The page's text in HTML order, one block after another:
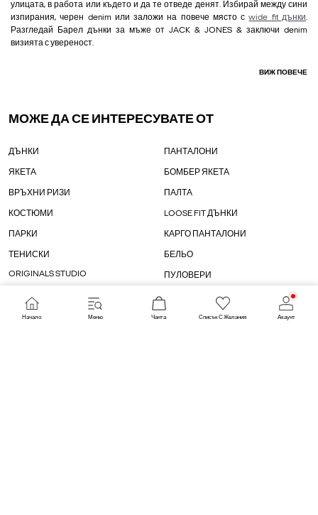
улицата, в работа или където и да те отведе денят. Избирай между сини
изпирания, черен denim или заложи на повече място сwide fit дънки.
Разгледай Барел дънки за мъже от JACK & JONES & заключи denim
визията с увереност.
ВИЖ ПОВЕЧЕ
МОЖЕ ДА СЕ ИНТЕРЕСУВАТЕ ОТ
ДЪНКИ ПАНТАЛОНИ
ЯКЕТА БОМБЕР ЯКЕТА
ВРЪХНИ РИЗИ ПАЛТА
КОСТЮМИ LOOSE FIT ДЪНКИ
ПАРКИ КАРГО ПАНТАЛОНИ
ТЕНИСКИ БЕЛЬО
ORIGINALS STUDIO ПУЛОВЕРИ
ЖИЛЕТКИ ДЪНКИ С ШИРОК КРАЧОЛ
Начало Меню Чанта Списък С Желания Акаунт